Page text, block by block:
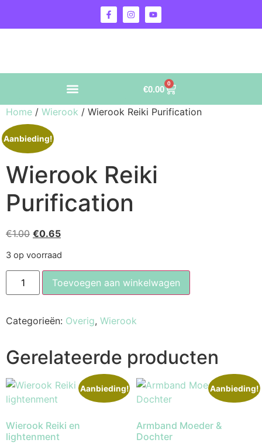
€0.00
0
Home / Wierook / Wierook Reiki Purification
Aanbieding!
Wierook Reiki
Purification
€1.00 €0.65
3 op voorraad
Toevoegen aan winkelwagen
Categorieën: Overig, Wierook
Gerelateerde producten
Aanbieding!
Wierook Reiki en
lightenment
Aanbieding!
Armband Moeder &
Dochter